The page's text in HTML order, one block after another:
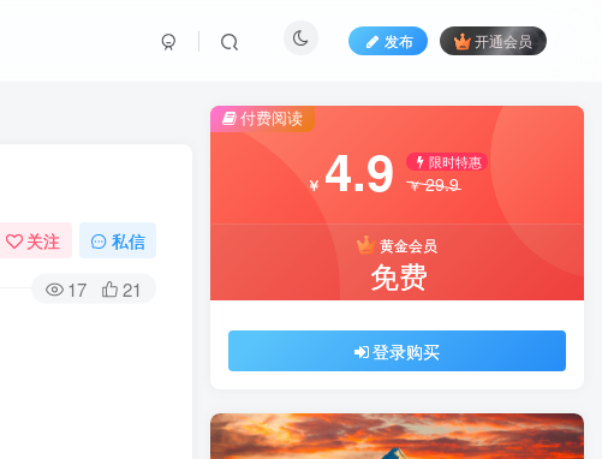
发布 开通会员
关注 私信
17 21
付费阅读
￥ 4.9 限时特惠
￥29.9
黄金会员
免费
登录购买